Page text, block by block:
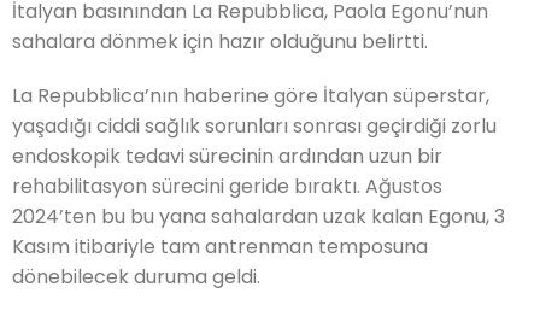
İtalyan basınından La Repubblica, Paola Egonu’nun
sahalara dönmek için hazır olduğunu belirtti.
La Repubblica’nın haberine göre İtalyan süperstar,
yaşadığı ciddi sağlık sorunları sonrası geçirdiği zorlu
endoskopik tedavi sürecinin ardından uzun bir
rehabilitasyon sürecini geride bıraktı. Ağustos
2024’ten bu bu yana sahalardan uzak kalan Egonu, 3
Kasım itibariyle tam antrenman temposuna
dönebilecek duruma geldi.